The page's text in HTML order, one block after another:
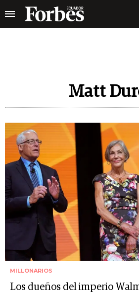
Matt
MILLONARIOS
Los dueños del imperio